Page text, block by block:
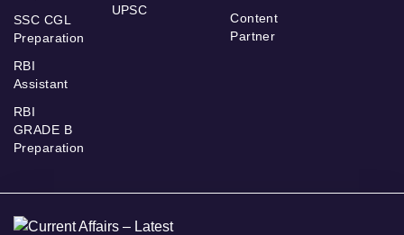
SSC CGL
Preparation
RBI
Assistant
RBI
GRADE B
Preparation
UPSC
Content
Partner